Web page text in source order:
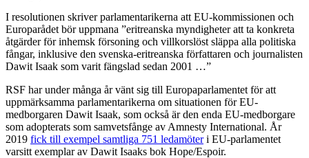
I resolutionen skriver parlamentarikerna att EU-kommissionen och
Europarådet bör uppmana ”eritreanska myndigheter att ta konkreta
åtgärder för inhemsk försoning och villkorslöst släppa alla politiska
fångar, inklusive den svenska-eritreanska författaren och journalisten
Dawit Isaak som varit fängslad sedan 2001 …”
RSF har under många år vänt sig till Europaparlamentet för att
uppmärksamma parlamentarikerna om situationen för EU-
medborgaren Dawit Isaak, som också är den enda EU-medborgare
som adopterats som samvetsfånge av Amnesty International. År
2019 fick till exempel samtliga 751 ledamöteri EU-parlamentet
varsitt exemplar av Dawit Isaaks bok Hope/Espoir.